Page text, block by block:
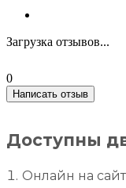
Загрузка отзывов...
0
Написать отзыв
Доступны
Онлайн на